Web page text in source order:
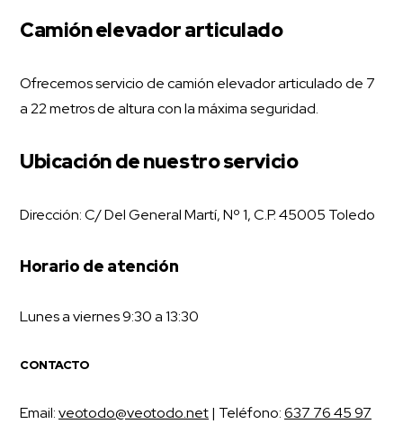
Camión elevador articulado
Ofrecemos servicio de camión elevador articulado de 7
a 22 metros de altura con la máxima seguridad.
Ubicación de nuestro servicio
Dirección: C/ Del General Martí, Nº 1, C.P. 45005 Toledo
Horario de atención
Lunes a viernes 9:30 a 13:30
CONTACTO
Email:veotodo@veotodo.net| Teléfono:637 76 45 97